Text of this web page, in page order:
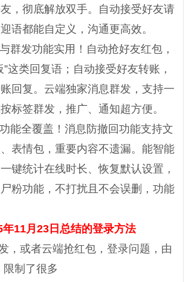
，彻底解放双手。自动接受好友请
语都能自定义，沟通更高效。
群发功能实用！自动抢好友红包，
这类回复语；自动接受好友转账，
回复。云端独家消息群发，支持一
标签群发，推广、通知超方便。
能全覆盖！消息防撤回功能支持文
表情包，重要内容不遗漏。能智能
键统计在线时长、恢复默认设置，
粉功能，不打扰且不会误删，功能
11月23日总结的登录方法
，或者云端抢红包，登录问题，由
制了很多